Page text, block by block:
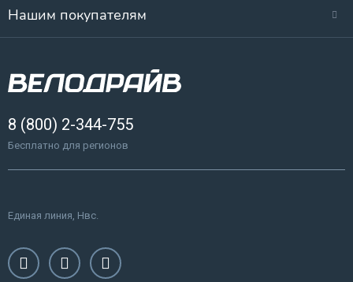
Нашим покупателям
8 (800) 2-344-755
Бесплатно для регионов
Единая линия, Нвс.